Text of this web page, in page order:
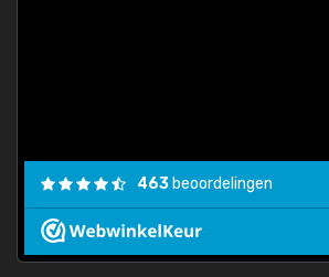
463 beoordelingen